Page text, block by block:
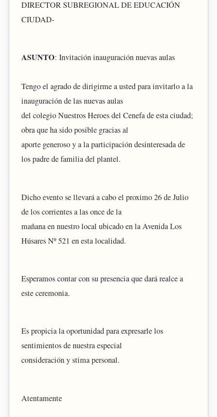
DIRECTOR SUBREGIONAL DE EDUCACIÓN
CIUDAD-
ASUNTO: Invitación inauguración nuevas aulas
Tengo el agrado de dirigirme a usted para invitarlo a la
inauguración de las nuevas aulas
del colegio Nuestros Heroes del Cenefa de esta ciudad;
obra que ha sido posible gracias al
aporte generoso y a la participación desinteresada de
los padre de familia del plantel.
Dicho evento se llevará a cabo el proximo 26 de Julio
de los corrientes a las once de la
mañana en nuestro local ubicado en la Avenida Los
Húsares Nº 521 en esta localidad.
Esperamos contar con su presencia que dará realce a
este ceremonia.
Es propicia la oportunidad para expresarle los
sentimientos de nuestra especial
consideración y stima personal.
Atentamente